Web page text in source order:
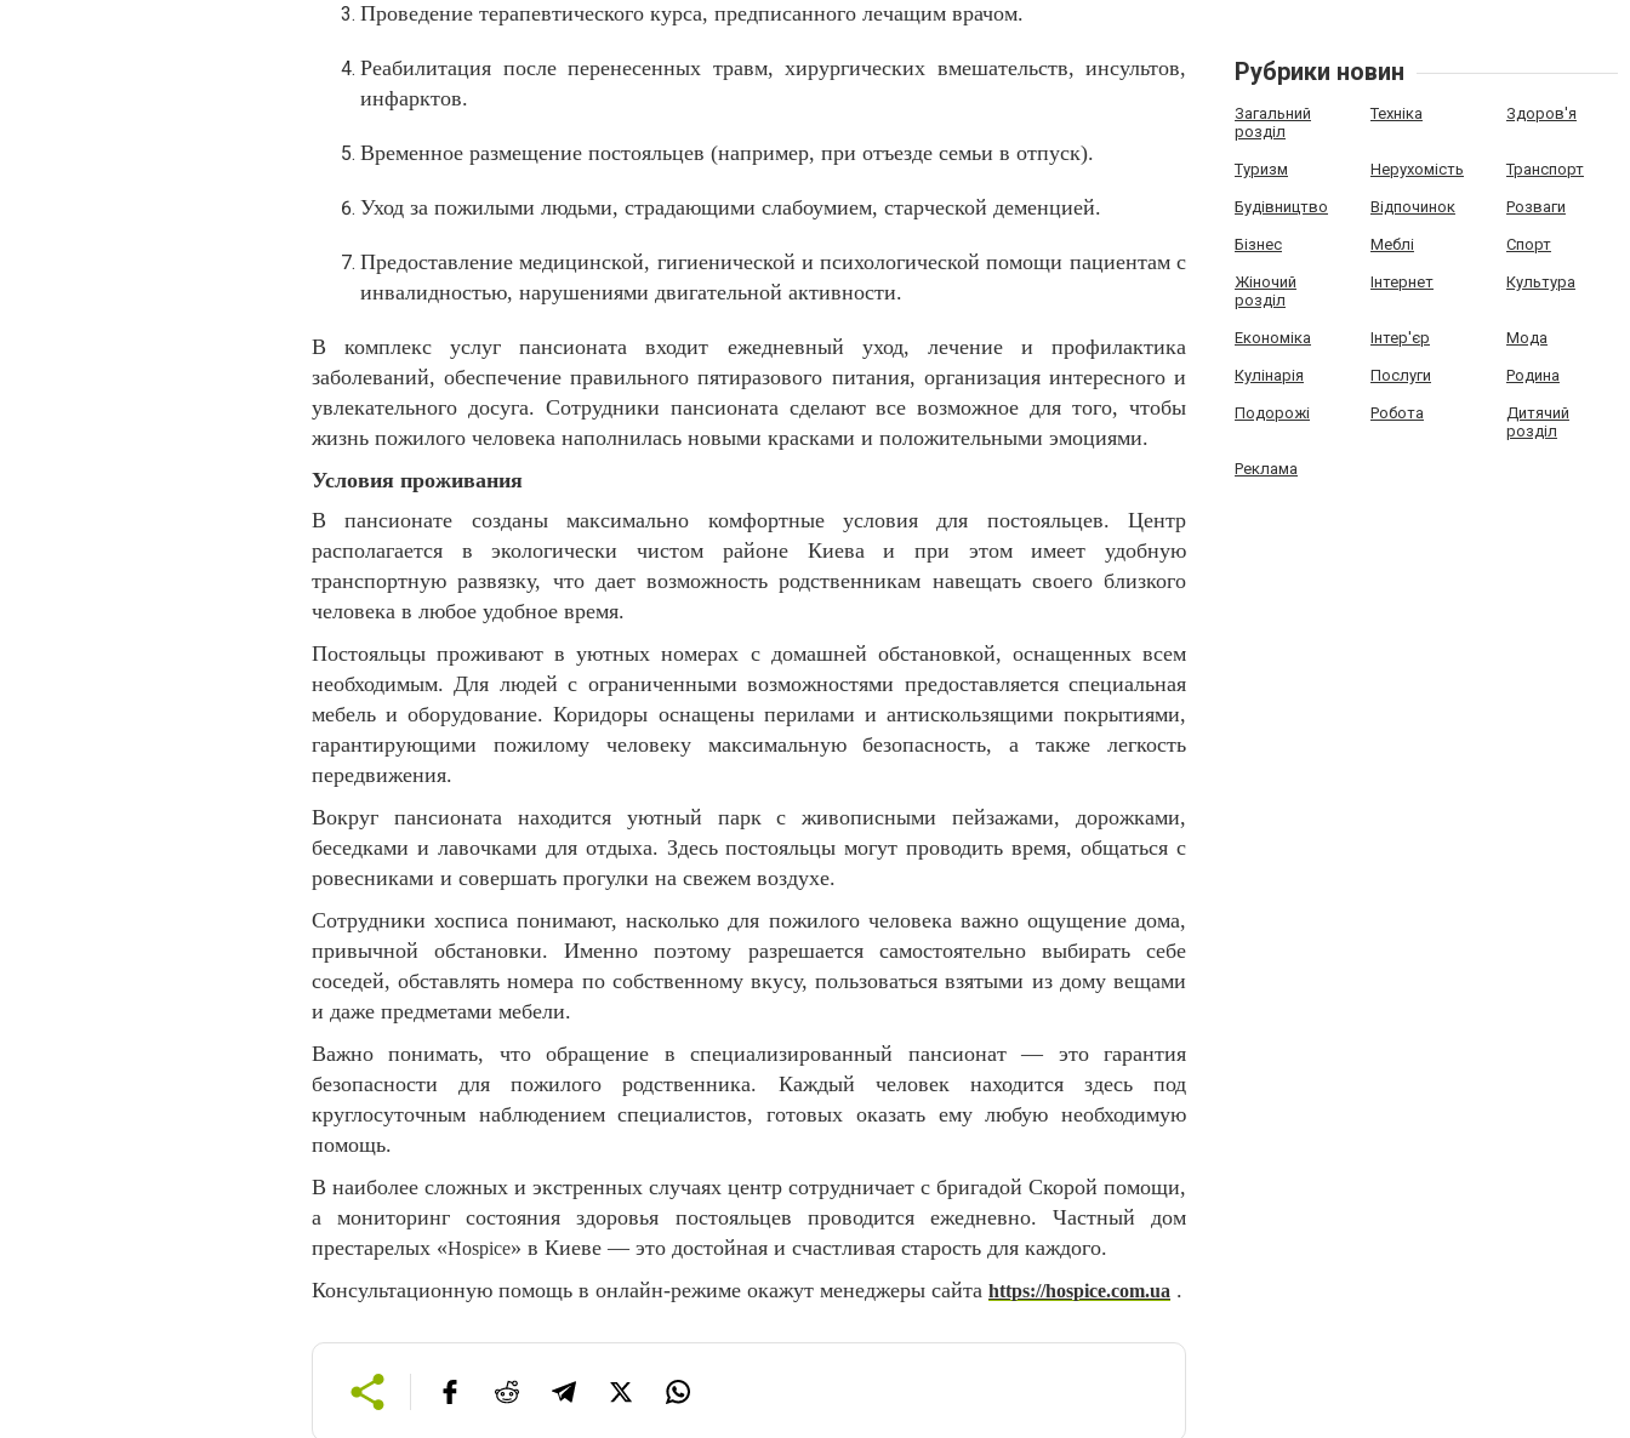
Проведение терапевтического курса, предписанного лечащим врачом.
Реабилитация после перенесенных травм, хирургических вмешательств, инсультов,
инфарктов.
Временное размещение постояльцев (например, при отъезде семьи в отпуск).
Уход за пожилыми людьми, страдающими слабоумием, старческой деменцией.
Предоставление медицинской, гигиенической и психологической помощи пациентам с
инвалидностью, нарушениями двигательной активности.
В комплекс услуг пансионата входит ежедневный уход, лечение и профилактика
заболеваний, обеспечение правильного пятиразового питания, организация интересного и
увлекательного досуга. Сотрудники пансионата сделают все возможное для того, чтобы
жизнь пожилого человека наполнилась новыми красками и положительными эмоциями.
Условия проживания
В пансионате созданы максимально комфортные условия для постояльцев. Центр
располагается в экологически чистом районе Киева и при этом имеет удобную
транспортную развязку, что дает возможность родственникам навещать своего близкого
человека в любое удобное время.
Постояльцы проживают в уютных номерах с домашней обстановкой, оснащенных всем
необходимым. Для людей с ограниченными возможностями предоставляется специальная
мебель и оборудование. Коридоры оснащены перилами и антискользящими покрытиями,
гарантирующими пожилому человеку максимальную безопасность, а также легкость
передвижения.
Вокруг пансионата находится уютный парк с живописными пейзажами, дорожками,
беседками и лавочками для отдыха. Здесь постояльцы могут проводить время, общаться с
ровесниками и совершать прогулки на свежем воздухе.
Сотрудники хосписа понимают, насколько для пожилого человека важно ощущение дома,
привычной обстановки. Именно поэтому разрешается самостоятельно выбирать себе
соседей, обставлять номера по собственному вкусу, пользоваться взятыми из дому вещами
и даже предметами мебели.
Важно понимать, что обращение в специализированный пансионат — это гарантия
безопасности для пожилого родственника. Каждый человек находится здесь под
круглосуточным наблюдением специалистов, готовых оказать ему любую необходимую
помощь.
В наиболее сложных и экстренных случаях центр сотрудничает с бригадой Скорой помощи,
а мониторинг состояния здоровья постояльцев проводится ежедневно. Частный дом
престарелых «Hospice» в Киеве — это достойная и счастливая старость для каждого.
Консультационную помощь в онлайн-режиме окажут менеджеры сайта https://hospice.com.ua .
Рубрики новин
Загальний
розділ
Техніка Здоров'я
Туризм Нерухомість Транспорт
Будівництво Відпочинок Розваги
Бізнес Меблі Спорт
Жіночий
розділ
Інтернет Культура
Економіка Інтер'єр Мода
Кулінарія Послуги Родина
Подорожі Робота
Дитячий
розділ
Реклама